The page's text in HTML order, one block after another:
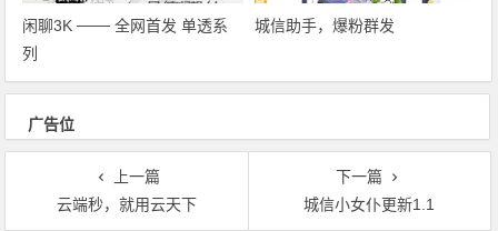
闲聊3K ─── 全网首发 单透系
列
城信助手，爆粉群发
广告位
上一篇
云端秒，就用云天下
下一篇
城信小女仆更新1.1